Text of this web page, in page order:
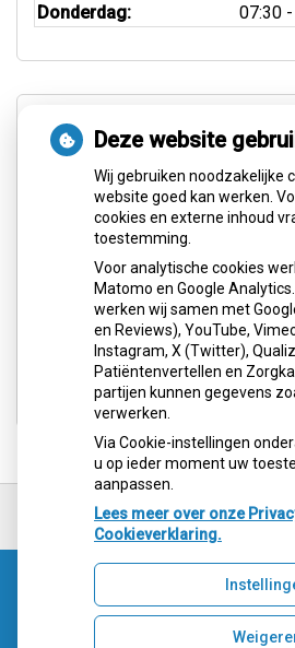
Donderdag:
07:30
Aangesloten bij:
de
Uw Zorg Online|
Deze website
Wij gebruiken noodzakelijke
website goed kan werken.
cookies en externe inhoud
toestemming.
Voor analytische cookies
Matomo en Google
werken wij samen met
en Reviews), YouTube,
Instagram, X (Twitter),
Patiëntenvertellen en
partijen kunnen gegevens
verwerken.
Via Cookie-instellingen
u op ieder moment uw
aanpassen.
Lees meer over onze
Cookieverklaring.